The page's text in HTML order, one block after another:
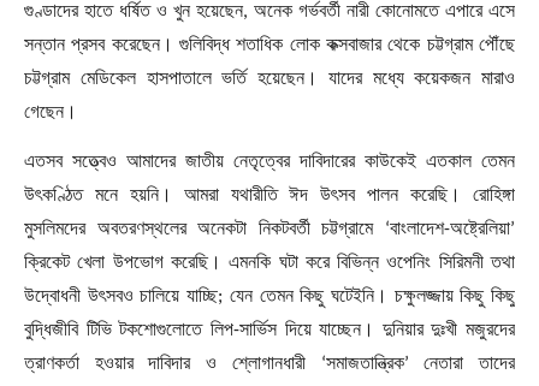
গুণ্ডাদের হাতে ধর্ষিত ও খুন হয়েছেন, অনেক গর্ভবর্তী নারী কোনোমতে এপারে এসে
সন্তান প্রসব করেছেন। গুলিবিদ্ধ শতাধিক লোক কক্সবাজার থেকে চট্টগ্রাম পৌঁছে
চট্টগ্রাম মেডিকেল হাসপাতালে ভর্তি হয়েছেন। যাদের মধ্যে কয়েকজন মারাও
গেছেন।
এতসব সত্ত্বেও আমাদের জাতীয় নেতৃত্বের দাবিদারের কাউকেই এতকাল তেমন
উৎকণ্ঠিত মনে হয়নি। আমরা যথারীতি ঈদ উৎসব পালন করেছি। রোহিঙ্গা
মুসলিমদের অবতরণস্থলের অনেকটা নিকটবর্তী চট্টগ্রামে ‘বাংলাদেশ-অষ্ট্রেলিয়া’
ক্রিকেট খেলা উপভোগ করেছি। এমনকি ঘটা করে বিভিন্ন ওপেনিং সিরিমনী তথা
উদ্বোধনী উৎসবও চালিয়ে যাচ্ছি; যেন তেমন কিছু ঘটেইনি। চক্ষুলজ্জায় কিছু কিছু
বুদ্ধিজীবি টিভি টকশোগুলোতে লিপ-সার্ভিস দিয়ে যাচ্ছেন। দুনিয়ার দুঃখী মজুরদের
ত্রাণকর্তা হওয়ার দাবিদার ও শ্লোগানধারী ‘সমাজতান্ত্রিক’নেতারা তাদের